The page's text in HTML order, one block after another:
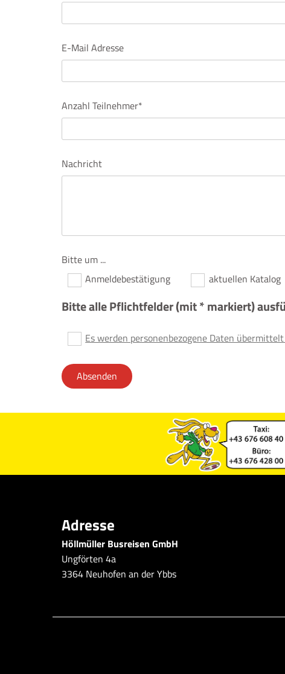
E-Mail Adresse
Anzahl Teilnehmer*
Nachricht
Bitte um ...
Anmeldebestätigung
aktuellen Katalog
Bitte alle Pflichtfelder (mit * markiert)
Es werden personenbezogene Daten
Adresse
Höllmüller Busreisen GmbH
Ungförten 4a
3364 Neuhofen an der Ybbs